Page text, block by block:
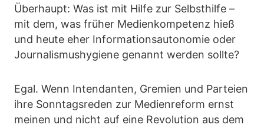
Überhaupt: Was ist mit Hilfe zur Selbsthilfe –
mit dem, was früher Medienkompetenz hieß
und heute eher Informationsautonomie oder
Journalismushygiene genannt werden sollte?
Egal. Wenn Intendanten, Gremien und Parteien
ihre Sonntagsreden zur Medienreform ernst
meinen und nicht auf eine Revolution aus dem